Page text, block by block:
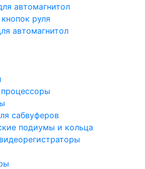
автомагнитол
руля
автомагнитол
сабвуферов
подиумы и кольца